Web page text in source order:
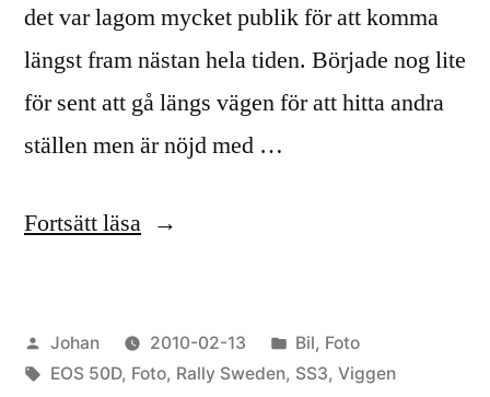
det var lagom mycket publik för att komma
längst fram nästan hela tiden. Började nog lite
för sent att gå längs vägen för att hitta andra
ställen men är nöjd med …
Fortsätt läsa ”Rally
Viggen”
Publicerat
av
Johan 2010-02-13
Publicerat
i
Bil, Foto
Etiketter:
EOS 50D, Foto, Rally Sweden, SS3, Viggen